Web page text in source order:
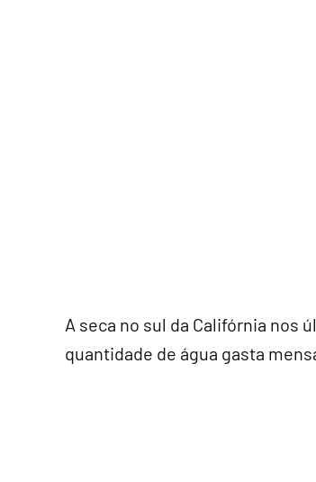
A seca no sul da Califórnia nos
quantidade de água gasta